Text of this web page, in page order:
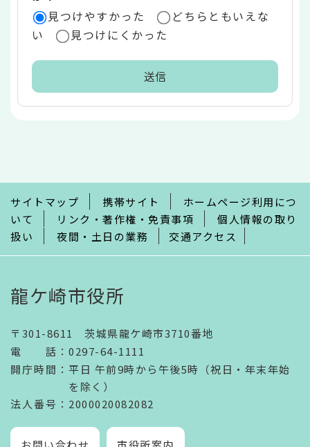
見つけやすかった
どちらともいえな
い
見つけにくかった
で
サイトマップ 携帯サイト
ホームページ利用につ
いて
リンク・著作権・免責事項
個人情報の取り
扱い
夜間・土日の業務 交通アクセス
龍ケ崎市役所
〒301-8611 茨城県龍ケ崎市3710番地
電話 ： 0297-64-1111
開庁時間 ： 平日 午前9時から午後5時（祝日・年末年始
を除く）
法人番号 ：2000020082082